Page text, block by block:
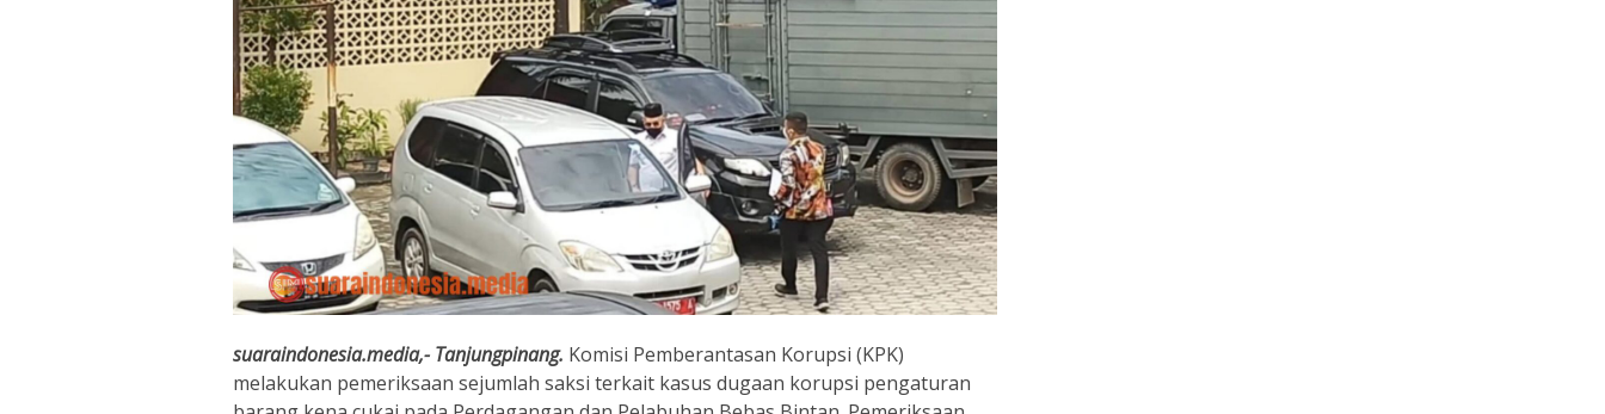
suaraindonesia.media,- Tanjungpinang. Komisi Pemberantasan Korupsi (KPK)
melakukan pemeriksaan sejumlah saksi terkait kasus dugaan korupsi pengaturan